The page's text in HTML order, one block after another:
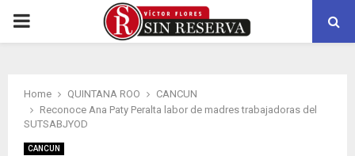
PRIMARY
Home QUINTANA ROO
CANCUN
Reconoce Ana Paty Peralta labor de madres trabajadoras del
SUTSABJYOD
CANCUN